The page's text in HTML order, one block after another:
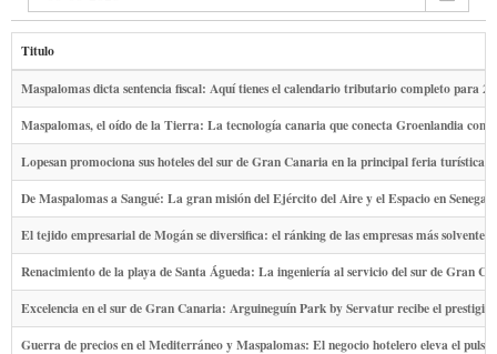
Titulo
Maspalomas dicta sentencia fiscal: Aquí tienes el calendario tributario completo para
Maspalomas, el oído de la Tierra: La tecnología canaria que conecta Groenlandia con
Lopesan promociona sus hoteles del sur de Gran Canaria en la principal feria turística
De Maspalomas a Sangué: La gran misión del Ejército del Aire y el Espacio en Senegal
El tejido empresarial de Mogán se diversifica: el ránking de las empresas más solventes
Renacimiento de la playa de Santa Águeda: La ingeniería al servicio del sur de Gran
Excelencia en el sur de Gran Canaria: Arguineguín Park by Servatur recibe el
Guerra de precios en el Mediterráneo y Maspalomas: El negocio hotelero eleva el pulso